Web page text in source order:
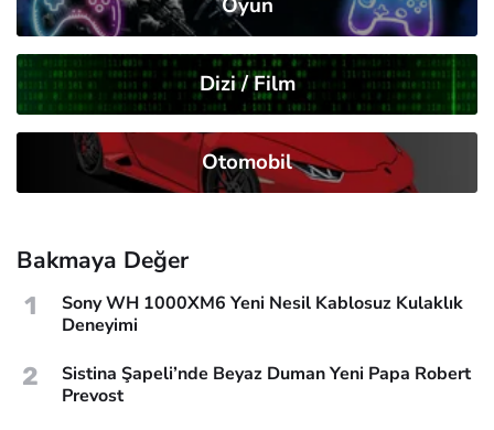
Dizi / Film
Otomobil
Bakmaya Değer
1
Sony WH 1000XM6 Yeni Nesil Kablosuz Kulaklık
Deneyimi
2
Sistina Şapeli’nde Beyaz Duman Yeni Papa Robert
Prevost